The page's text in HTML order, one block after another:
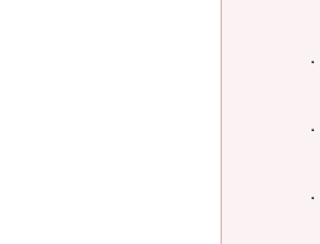
．
．
．